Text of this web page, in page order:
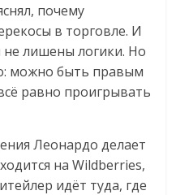
почему
в торговле. И
лишены логики. Но
можно быть правым
равно проигрывать
Леонардо делает
на Wildberries,
идёт туда, где